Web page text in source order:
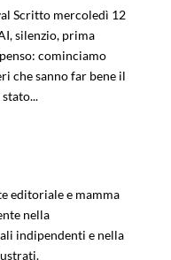
Scritto mercoledì 12
silenzio, prima
cominciamo
che sanno far bene il
editoriale e mamma
nella
indipendenti e nella